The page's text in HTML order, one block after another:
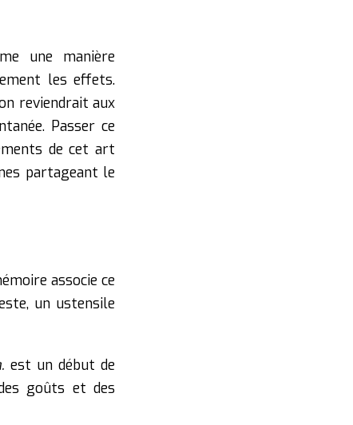
une manière
les effets.
reviendrait aux
Passer ce
de cet art
partageant le
associe ce
un ustensile
est un début de
goûts et des